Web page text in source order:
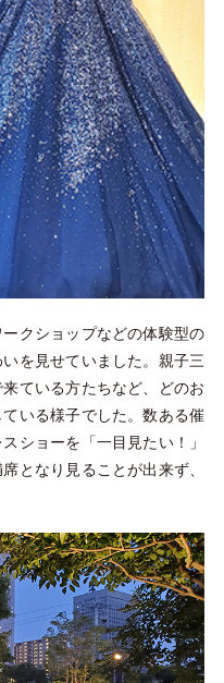
クショップなどの体験型の
を見せていました。親子三
ている方たちなど、どのお
いる様子でした。数ある催
ショーを「一目見たい！」
となり見ることが出来ず、